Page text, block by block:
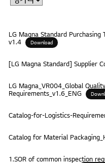
LG Magna Standard
v1.4
Download
[LG Magna Standard] Supplier
LG Magna_VR004_Global
Requirements_v1.6_ENG
Catalog-for-Logistics-
Catalog for Material
1.SOR of common inspection